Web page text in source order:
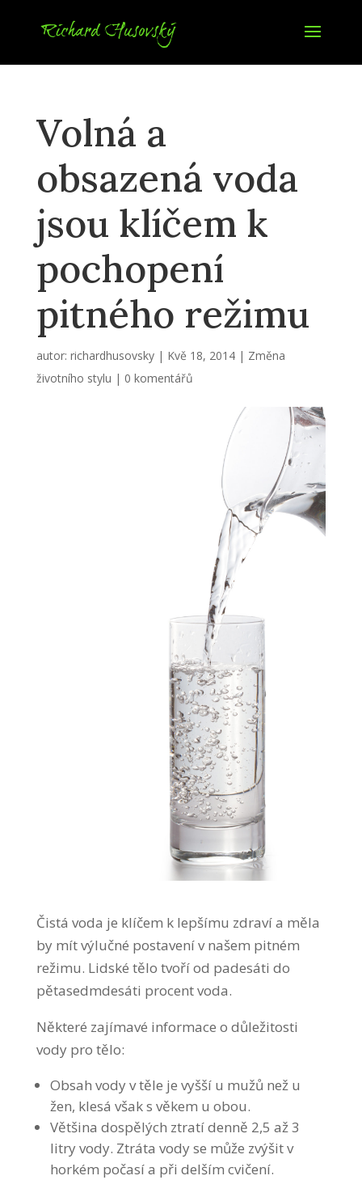
Volná a
obsazená voda
jsou klíčem k
pochopení
pitného režimu
autor: richardhusovsky| Kvě 18, 2014| Změna
životního stylu | 0 komentářů
Čistá voda je klíčem k lepšímu zdraví a měla
by mít výlučné postavení v našem pitném
režimu. Lidské tělo tvoří od padesáti do
pětasedmdesáti procent voda.
Některé zajímavé informace o důležitosti
vody pro tělo:
Obsah vody v těle je vyšší u mužů než u
žen, klesá však s věkem u obou.
Většina dospělých ztratí denně 2,5 až 3
litry vody. Ztráta vody se může zvýšit v
horkém počasí a při delším cvičení.